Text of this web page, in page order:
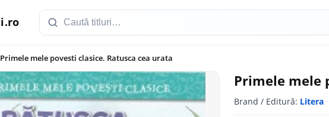
Primele mele povesti clasice. Ratusca cea urata
Primele mele
Brand / Editură: Litera